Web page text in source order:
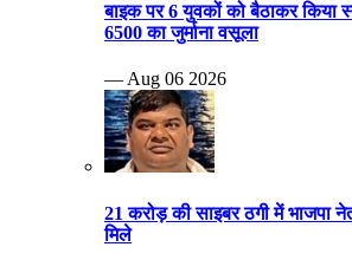
बाइक पर 6 युवकों को बैठाकर किया
6500 का जुर्माना वसूला
— Aug 06 2026
21 करोड़ की साइबर ठगी में भाजपा
मिले